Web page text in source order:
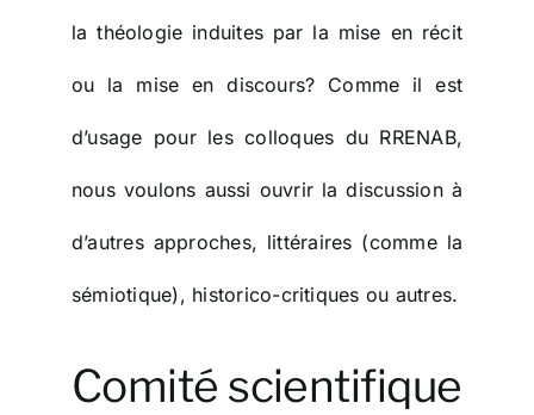
la théologie induites par la mise en récit
ou la mise en discours? Comme il est
d’usage pour les colloques du RRENAB,
nous voulons aussi ouvrir la discussion à
d’autres approches, littéraires (comme la
sémiotique), historico-critiques ou autres.
Comité scientifique